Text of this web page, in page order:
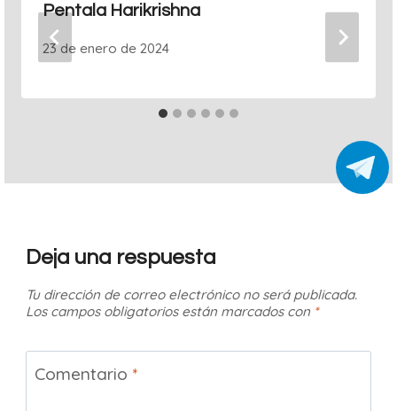
Pentala Harikrishna
23 de enero de 2024
Deja una respuesta
Tu dirección de correo electrónico no será publicada.
Los campos obligatorios están marcados con *
Comentario *